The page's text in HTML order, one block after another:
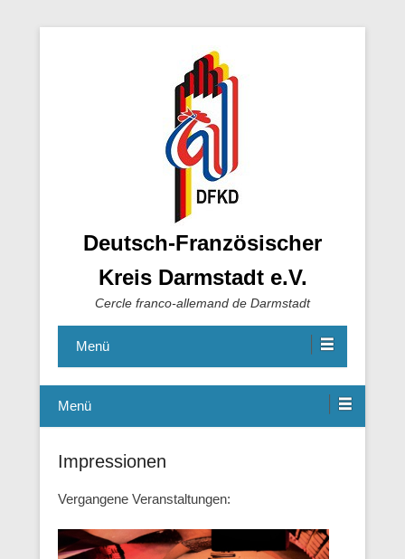
Deutsch-Französischer
Kreis Darmstadt e.V.
Cercle franco-allemand de Darmstadt
Menü
Menü
Impressionen
Vergangene Veranstaltungen: